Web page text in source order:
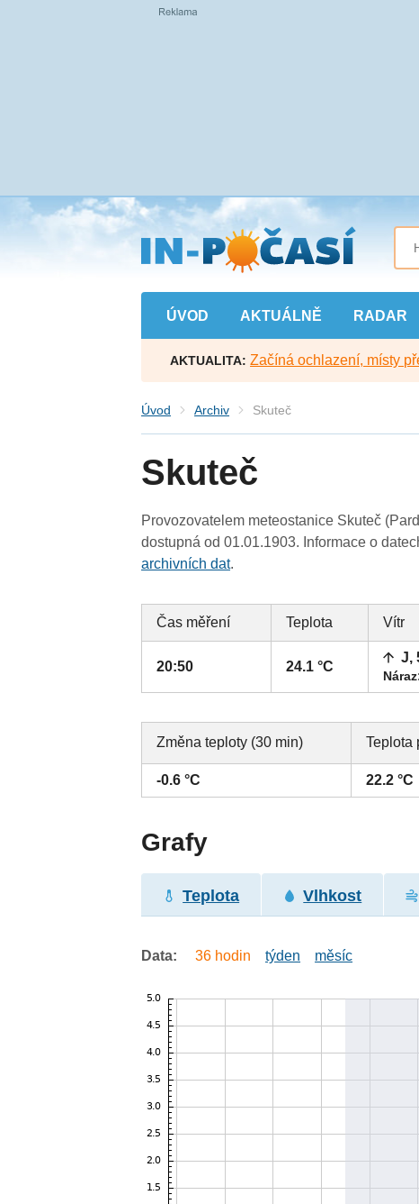
Přejít
na
hlavní
obsah
ÚVOD AKTUÁLNĚ RADAR
AKTUALITA: Začíná ochlazení, místy
Úvod Archiv Skuteč
Skuteč
Provozovatelem meteostanice Skuteč
dostupná od 01.01.1903. Informace o
archivních dat.
Čas měření Teplota Vítr
20:50 24.1 °C
J,
Změna teploty (30 min) Teplota
-0.6 °C 22.2 °C
Grafy
Teplota Vlhkost
Data: 36 hodin týden měsíc